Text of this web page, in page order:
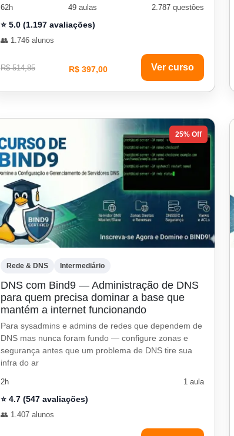
62h 49 aulas 2.787 questões
⭐ 5.0 (1.197 avaliações)
👥 1.746 alunos
R$ 514,85 R$ 397,00 Ver curso
25% Off
Rede & DNS Intermediário
DNS com Bind9 — Administração de DNS
para quem precisa dominar a base que
mantém a internet funcionando
Para sysadmins e admins de redes que dependem de
DNS mas nunca foram fundo — configure zonas e
segurança antes que um problema de DNS tire sua
infra do ar
2h 1 aula
⭐ 4.7 (547 avaliações)
👥 1.407 alunos